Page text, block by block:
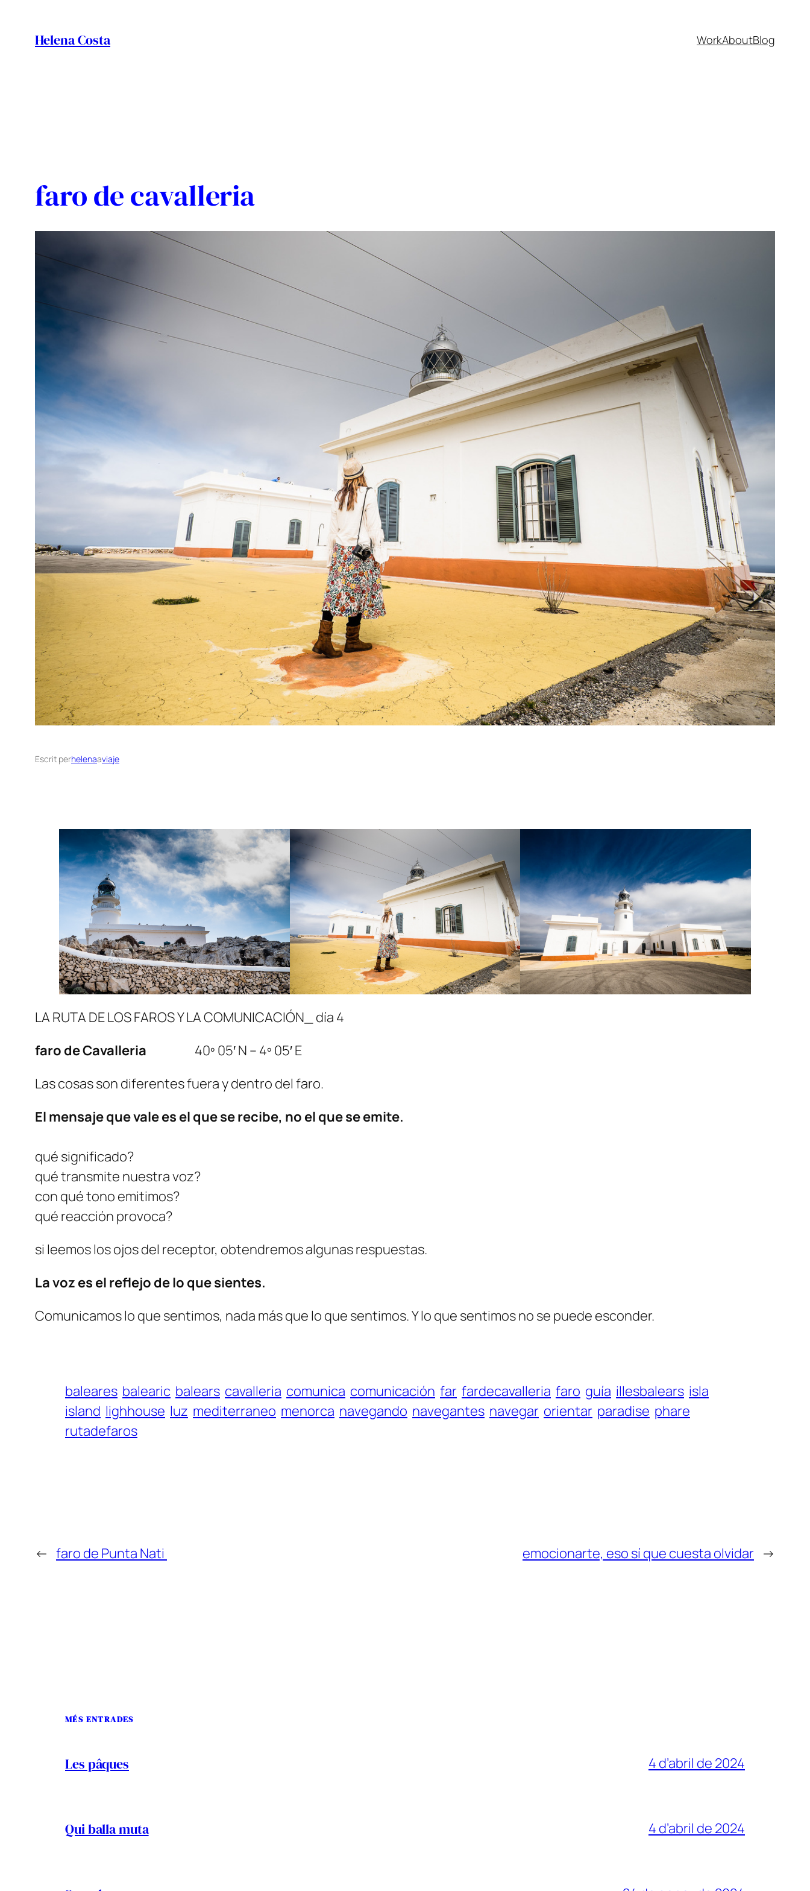
Helena Costa WorkAboutBlog
faro de cavalleria
Escrit perhelenaaviaje
LA RUTA DE LOS FAROS Y LA COMUNICACIÓN_ día 4
faro de Cavalleria 40º 05′ N – 4º 05′ E
Las cosas son diferentes fuera y dentro del faro.
El mensaje que vale es el que se recibe, no el que se emite.
qué significado?
qué transmite nuestra voz?
con qué tono emitimos?
qué reacción provoca?
si leemos los ojos del receptor, obtendremos algunas respuestas.
La voz es el reflejo de lo que sientes.
Comunicamos lo que sentimos, nada más que lo que sentimos. Y lo que sentimos no se puede esconder.
baleares balearic balears cavalleria comunica comunicación far fardecavalleria faro guía illesbalears isla
island lighhouse luz mediterraneo menorca navegando navegantes navegar orientar paradise phare
rutadefaros
← faro de Punta Nati emocionarte, eso sí que cuesta olvidar →
MÉS ENTRADES
Les pâques 4 d’abril de 2024
Qui balla muta 4 d’abril de 2024